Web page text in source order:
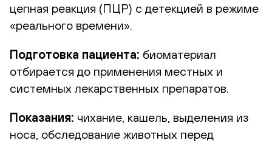
цепная реакция (ПЦР) с детекцией в режиме
«реального времени».
Подготовка пациента: биоматериал
отбирается до применения местных и
системных лекарственных препаратов.
Показания: чихание, кашель, выделения из
носа, обследование животных перед